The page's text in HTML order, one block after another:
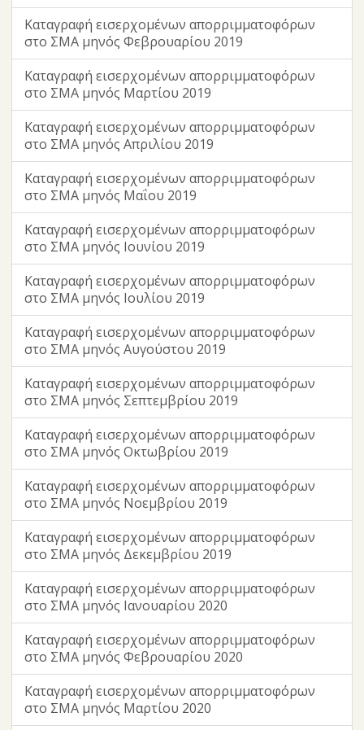
Καταγραφή εισερχομένων απορριμματοφόρων
στο ΣΜΑ μηνός Φεβρουαρίου 2019
Καταγραφή εισερχομένων απορριμματοφόρων
στο ΣΜΑ μηνός Μαρτίου 2019
Καταγραφή εισερχομένων απορριμματοφόρων
στο ΣΜΑ μηνός Απριλίου 2019
Καταγραφή εισερχομένων απορριμματοφόρων
στο ΣΜΑ μηνός Μαΐου 2019
Καταγραφή εισερχομένων απορριμματοφόρων
στο ΣΜΑ μηνός Ιουνίου 2019
Καταγραφή εισερχομένων απορριμματοφόρων
στο ΣΜΑ μηνός Ιουλίου 2019
Καταγραφή εισερχομένων απορριμματοφόρων
στο ΣΜΑ μηνός Αυγούστου 2019
Καταγραφή εισερχομένων απορριμματοφόρων
στο ΣΜΑ μηνός Σεπτεμβρίου 2019
Καταγραφή εισερχομένων απορριμματοφόρων
στο ΣΜΑ μηνός Οκτωβρίου 2019
Καταγραφή εισερχομένων απορριμματοφόρων
στο ΣΜΑ μηνός Νοεμβρίου 2019
Καταγραφή εισερχομένων απορριμματοφόρων
στο ΣΜΑ μηνός Δεκεμβρίου 2019
Καταγραφή εισερχομένων απορριμματοφόρων
στο ΣΜΑ μηνός Ιανουαρίου 2020
Καταγραφή εισερχομένων απορριμματοφόρων
στο ΣΜΑ μηνός Φεβρουαρίου 2020
Καταγραφή εισερχομένων απορριμματοφόρων
στο ΣΜΑ μηνός Μαρτίου 2020